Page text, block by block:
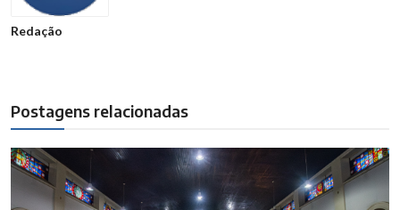
Redação
Postagens relacionadas